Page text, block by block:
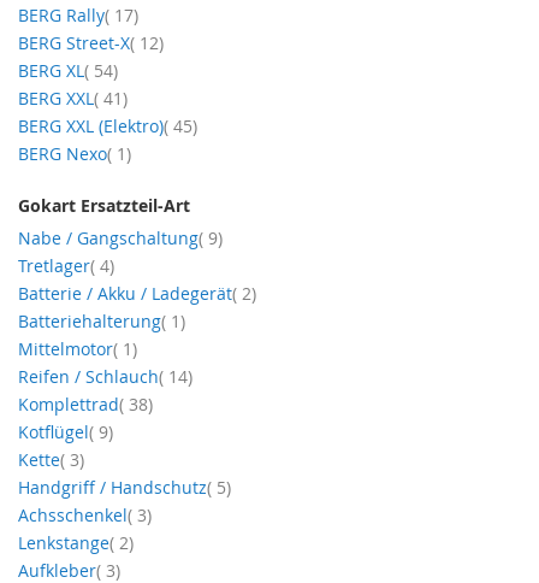
BERG Rally 17Artikel
BERG Street-X 12Artikel
BERG XL 54Artikel
BERG XXL 41Artikel
BERG XXL (Elektro) 45Artikel
BERG Nexo 1Artikel
Gokart Ersatzteil-Art
Nabe / Gangschaltung 9Artikel
Tretlager 4Artikel
Batterie / Akku / Ladegerät 2Artikel
Batteriehalterung 1Artikel
Mittelmotor 1Artikel
Reifen / Schlauch 14Artikel
Komplettrad 38Artikel
Kotflügel 9Artikel
Kette 3Artikel
Handgriff / Handschutz 5Artikel
Achsschenkel 3Artikel
Lenkstange 2Artikel
Aufkleber 3Artikel